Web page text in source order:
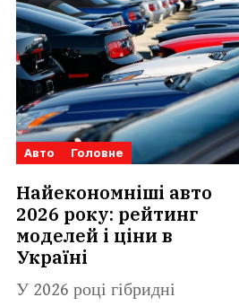
Авто Головне
Найекономніші авто
2026 року: рейтинг
моделей і ціни в
Україні
У 2026 році гібридні